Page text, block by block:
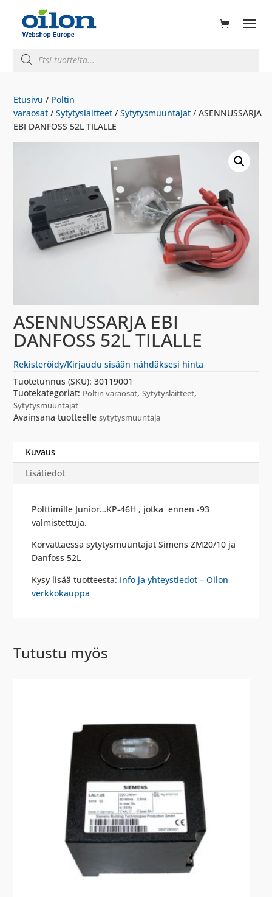
search
Etusivu / Poltin
varaosat /Sytytyslaitteet /Sytytysmuuntajat / ASENNUSSARJA
EBI DANFOSS 52L TILALLE
ASENNUSSARJA EBI
DANFOSS 52L TILALLE
Rekisteröidy/Kirjaudu sisään nähdäksesi hinta
Tuotetunnus (SKU):30119001
Tuotekategoriat: Poltin varaosat,Sytytyslaitteet,
Sytytysmuuntajat
Avainsana tuotteellesytytysmuuntaja
Kuvaus
Lisätiedot
Polttimille Junior…KP-46H , jotka ennen -93
valmistettuja.
Korvattaessa sytytysmuuntajat Simens ZM20/10 ja
Danfoss 52L
Kysy lisää tuotteesta: Info ja yhteystiedot – Oilon
verkkokauppa
Tutustu myös